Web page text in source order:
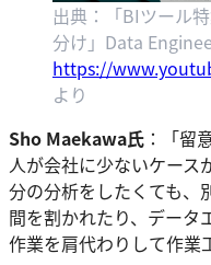
出典：「BIツール
分け」Data
https://
より
Sho Maekawa氏 ：「留
人が会社に少ないケース
分の分析をしたくても、
間を割かれたり、データ
作業を肩代わりして作業